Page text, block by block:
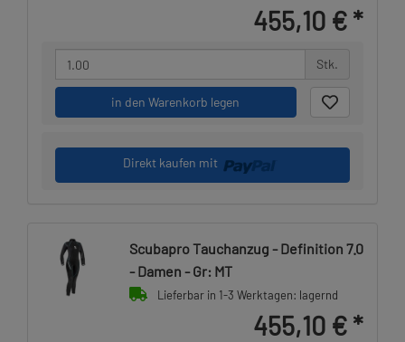
455,10 € *
Stk.
in den Warenkorb legen
Direkt kaufen mit
Scubapro Tauchanzug - Definition 7.0
- Damen - Gr: MT
Lieferbar in 1-3 Werktagen: lagernd
455,10 € *